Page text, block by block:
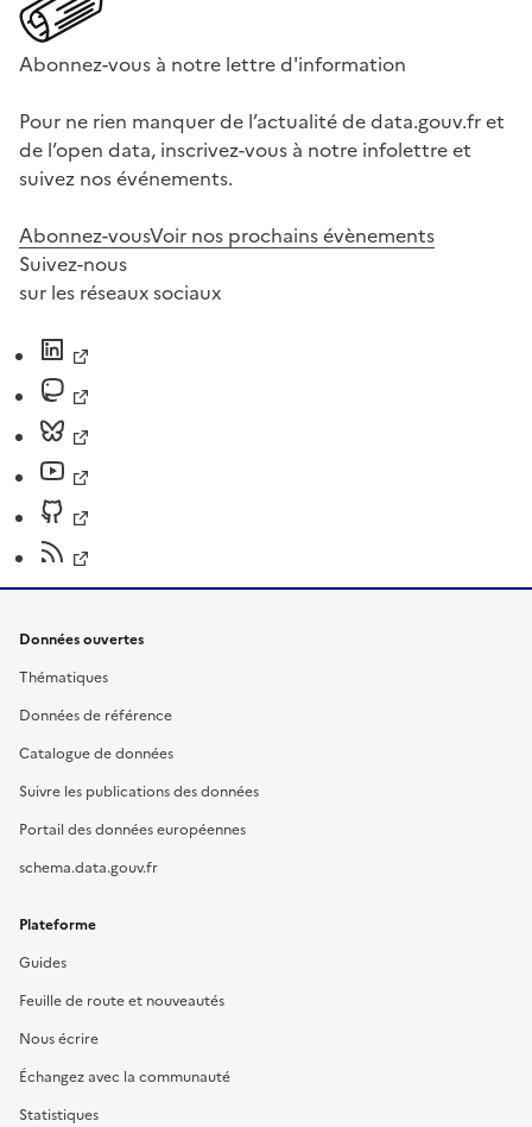
Abonnez-vous à notre lettre d'information
Pour ne rien manquer de l’actualité de data.gouv.fr et
de l’open data, inscrivez-vous à notre infolettre et
suivez nos événements.
Abonnez-vousVoir nos prochains évènements
Suivez-nous
sur les réseaux sociaux
Données ouvertes
Thématiques
Données de référence
Catalogue de données
Suivre les publications des données
Portail des données européennes
schema.data.gouv.fr
Plateforme
Guides
Feuille de route et nouveautés
Nous écrire
Échangez avec la communauté
Statistiques